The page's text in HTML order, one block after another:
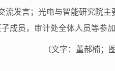
发言；光电与智能研究院
成员，审计处全体人员等参加
（文字：董郝楠；